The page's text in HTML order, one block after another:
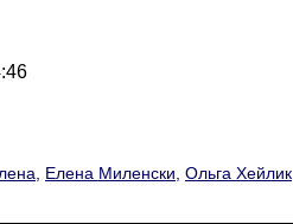
Елена Миленски Ольга Хейлик